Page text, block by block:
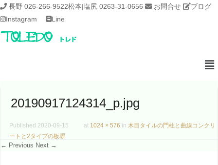
長野 026-266-9522松本|塩尻 0263-31-0656 お問合せ
ブログ
Instagram
Line
20190917124314_p.jpg
Published 2020-09-15 at 1024 × 576 in 木目タイルの門柱と曲線コンクリ
ートと2タイプの板塀
← Previous Next →